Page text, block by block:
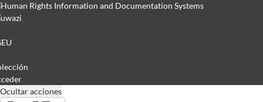
Ocultar acciones